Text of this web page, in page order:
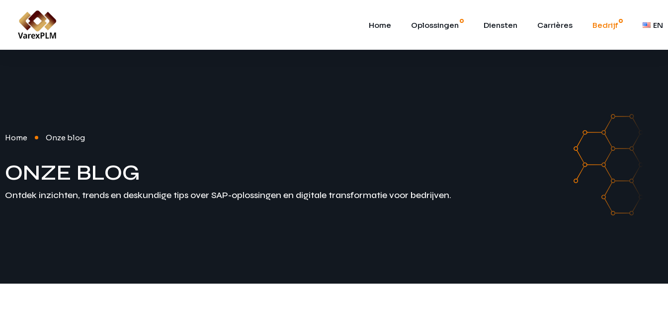
Home Oplossingen Diensten Carrières Bedrijf EN
Home Onze blog
ONZE BLOG
Ontdek inzichten, trends en deskundige tips over SAP-oplossingen en digitale transformatie voor bedrijven.